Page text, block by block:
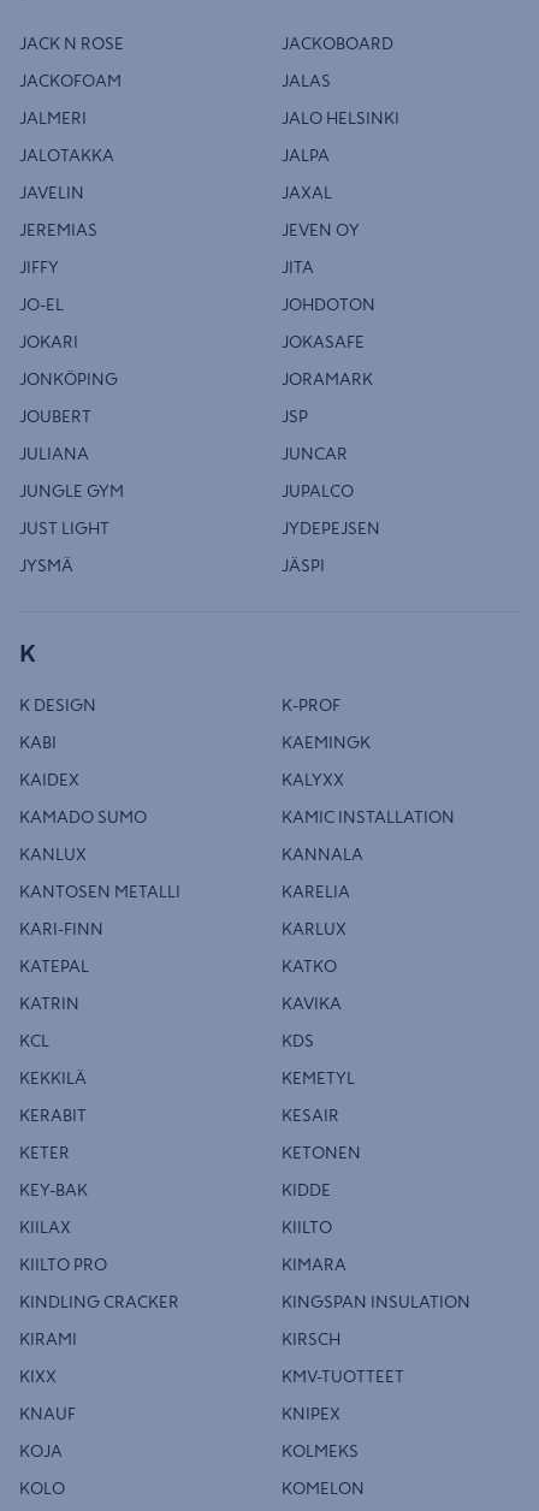
JACK N ROSE JACKOBOARD
JACKOFOAM JALAS
JALMERI JALO HELSINKI
JALOTAKKA JALPA
JAVELIN JAXAL
JEREMIAS JEVEN OY
JIFFY JITA
JO-EL JOHDOTON
JOKARI JOKASAFE
JONKÖPING JORAMARK
JOUBERT JSP
JULIANA JUNCAR
JUNGLE GYM JUPALCO
JUST LIGHT JYDEPEJSEN
JYSMÄ JÄSPI
K
K DESIGN K-PROF
KABI KAEMINGK
KAIDEX KALYXX
KAMADO SUMO KAMIC INSTALLATION
KANLUX KANNALA
KANTOSEN METALLI KARELIA
KARI-FINN KARLUX
KATEPAL KATKO
KATRIN KAVIKA
KCL KDS
KEKKILÄ KEMETYL
KERABIT KESAIR
KETER KETONEN
KEY-BAK KIDDE
KIILAX KIILTO
KIILTO PRO KIMARA
KINDLING CRACKER KINGSPAN INSULATION
KIRAMI KIRSCH
KIXX KMV-TUOTTEET
KNAUF KNIPEX
KOJA KOLMEKS
KOLO KOMELON